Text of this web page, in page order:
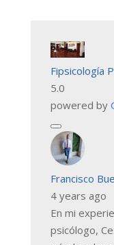
Fipsicología
5.0
powered by
Francisco
4 years ago
En mi
psicólogo,